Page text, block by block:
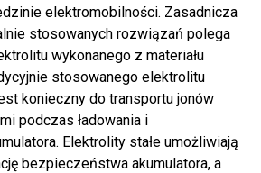
elektromobilności. Zasadnicza
stosowanych rozwiązań polega
wykonanego z materiału
stosowanego elektrolitu
konieczny do transportu jonów
podczas ładowania i
Elektrolity stałe umożliwiają
bezpieczeństwa akumulatora, a